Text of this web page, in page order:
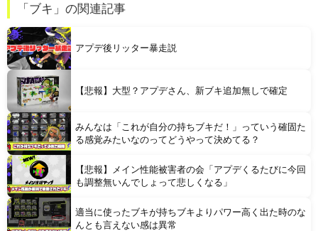
【熊本地震】 発生後に居酒屋店内から温泉が吹き出す ← これ前触れじゃね？
Powered by livedoor 相互RSS
「ブキ」の関連記事
アプデ後リッター暴走説
【悲報】大型？アプデさん、新ブキ追加無しで確定
みんなは「これが自分の持ちブキだ！」っていう確固た
る感覚みたいなのってどうやって決めてる？
【悲報】メイン性能被害者の会「アプデくるたびに今回
も調整無いんでしょって悲しくなる」
適当に使ったブキが持ちブキよりパワー高く出た時のな
んとも言えない感は異常